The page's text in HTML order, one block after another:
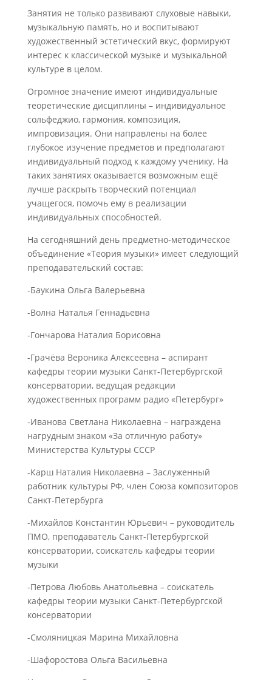
Занятия не только развивают слуховые навыки,
музыкальную память, но и воспитывают
художественный эстетический вкус, формируют
интерес к классической музыке и музыкальной
культуре в целом.
Огромное значение имеют индивидуальные
теоретические дисциплины – индивидуальное
сольфеджио, гармония, композиция,
импровизация. Они направлены на более
глубокое изучение предметов и предполагают
индивидуальный подход к каждому ученику. На
таких занятиях оказывается возможным ещё
лучше раскрыть творческий потенциал
учащегося, помочь ему в реализации
индивидуальных способностей.
На сегодняшний день предметно-методическое
объединение «Теория музыки» имеет следующий
преподавательский состав:
-Баукина Ольга Валерьевна
-Волна Наталья Геннадьевна
-Гончарова Наталия Борисовна
-Грачёва Вероника Алексеевна – аспирант
кафедры теории музыки Санкт-Петербургской
консерватории, ведущая редакции
художественных программ радио «Петербург»
-Иванова Светлана Николаевна – награждена
нагрудным знаком «За отличную работу»
Министерства Культуры СССР
-Карш Наталия Николаевна – Заслуженный
работник культуры РФ, член Союза композиторов
Санкт-Петербурга
-Михайлов Константин Юрьевич – руководитель
ПМО, преподаватель Санкт-Петербургской
консерватории, соискатель кафедры теории
музыки
-Петрова Любовь Анатольевна – соискатель
кафедры теории музыки Санкт-Петербургской
консерватории
-Смоляницкая Марина Михайловна
-Шафоростова Ольга Васильевна